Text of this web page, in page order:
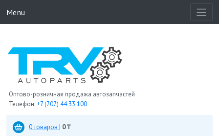
Menu
Оптово-розничная продажа автозапчастей
Телефон:+7 (707) 44 33 100
0 товаров | 0 ₸